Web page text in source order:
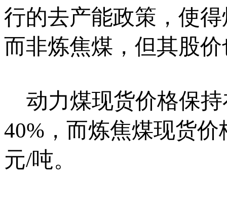
行的去产能政策，使
而非炼焦煤，但其股
动力煤现货价格保持
40%，而炼焦煤现货
元/吨。